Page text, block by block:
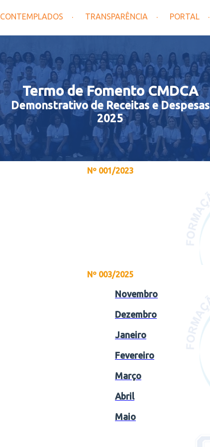
CONTEMPLADOS TRANSPARÊNCIA PORTAL
Termo de Fomento CMDCA
Demonstrativo de Receitas e Despesas
2025
Nº 001/2023
Nº 003/2025
Novembro
Dezembro
Janeiro
Fevereiro
Março
Abril
Maio